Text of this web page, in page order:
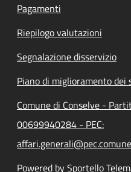
Pagamenti
Riepilogo valutazioni
Segnalazione disservizio
Piano di miglioramento dei
Comune di Conselve -
00699940284 - PEC:
Powered by Sportello